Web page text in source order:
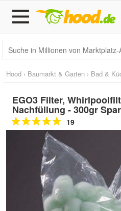
Hood › Baumarkt & Garten › Bad &
EGO3 Filter,
Nachfüllung - 300gr
19